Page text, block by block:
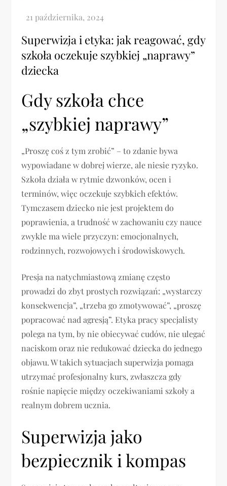
Superwizja i etyka: jak reagować, gdy
szkoła oczekuje szybkiej „naprawy”
dziecka
Gdy szkoła chce
„szybkiej naprawy”
„Proszę coś z tym zrobić” – to zdanie bywa
wypowiadane w dobrej wierze, ale niesie ryzyko.
Szkoła działa w rytmie dzwonków, ocen i
terminów, więc oczekuje szybkich efektów.
Tymczasem dziecko nie jest projektem do
poprawienia, a trudność w zachowaniu czy nauce
zwykle ma wiele przyczyn: emocjonalnych,
rodzinnych, rozwojowych i środowiskowych.
Presja na natychmiastową zmianę często
prowadzi do zbyt prostych rozwiązań: „wystarczy
konsekwencja”, „trzeba go zmotywować”, „proszę
popracować nad agresją”. Etyka pracy specjalisty
polega na tym, by nie obiecywać cudów, nie ulegać
naciskom oraz nie redukować dziecka do jednego
objawu. W takich sytuacjach superwizja pomaga
utrzymać profesjonalny kurs, zwłaszcza gdy
rośnie napięcie między oczekiwaniami szkoły a
realnym dobrem ucznia.
Superwizja jako
bezpiecznik i kompas